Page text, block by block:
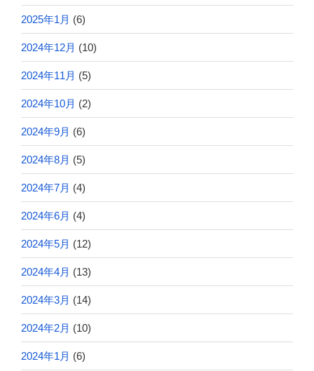
2025年1月 (6)
2024年12月 (10)
2024年11月 (5)
2024年10月 (2)
2024年9月 (6)
2024年8月 (5)
2024年7月 (4)
2024年6月 (4)
2024年5月 (12)
2024年4月 (13)
2024年3月 (14)
2024年2月 (10)
2024年1月 (6)